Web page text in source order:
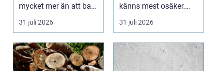
mycket mer än att bara
få det ljust....
31 juli 2026
känns mest osäker.
Frågorna hopar sig:
vilk...
31 juli 2026